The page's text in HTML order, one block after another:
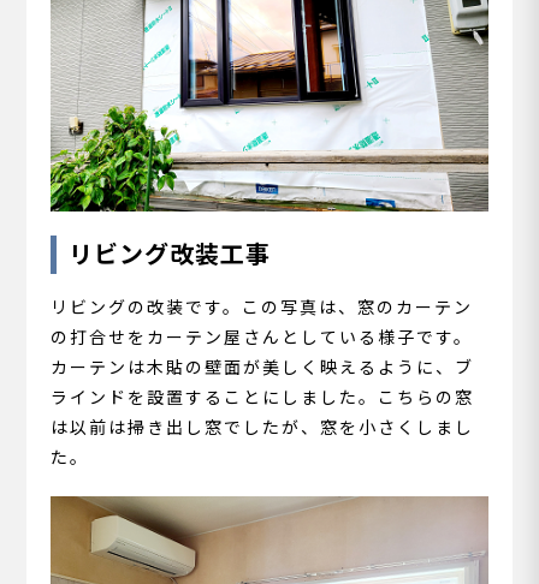
リビング改装工事
リビングの改装です。この写真は、窓のカーテン
の打合せをカーテン屋さんとしている様子です。
カーテンは木貼の壁面が美しく映えるように、ブ
ラインドを設置することにしました。こちらの窓
は以前は掃き出し窓でしたが、窓を小さくしまし
た。